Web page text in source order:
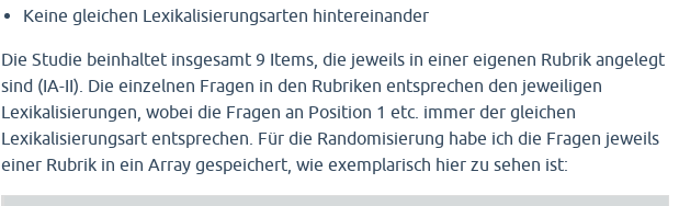
Keine gleichen Lexikalisierungsarten hintereinander
Die Studie beinhaltet insgesamt 9 Items, die jeweils in einer eigenen Rubrik angelegt
sind (IA-II). Die einzelnen Fragen in den Rubriken entsprechen den jeweiligen
Lexikalisierungen, wobei die Fragen an Position 1 etc. immer der gleichen
Lexikalisierungsart entsprechen. Für die Randomisierung habe ich die Fragen jeweils
einer Rubrik in ein Array gespeichert, wie exemplarisch hier zu sehen ist: